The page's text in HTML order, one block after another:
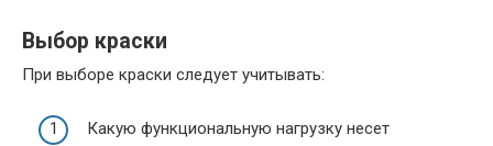
Выбор краски
При выборе краски следует учитывать:
Какую функциональную нагрузку несет